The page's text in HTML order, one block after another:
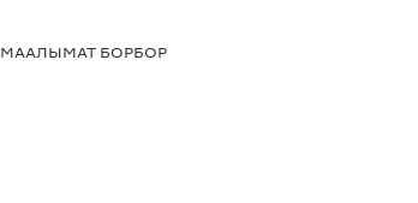
МААЛЫМАТ БОРБОР